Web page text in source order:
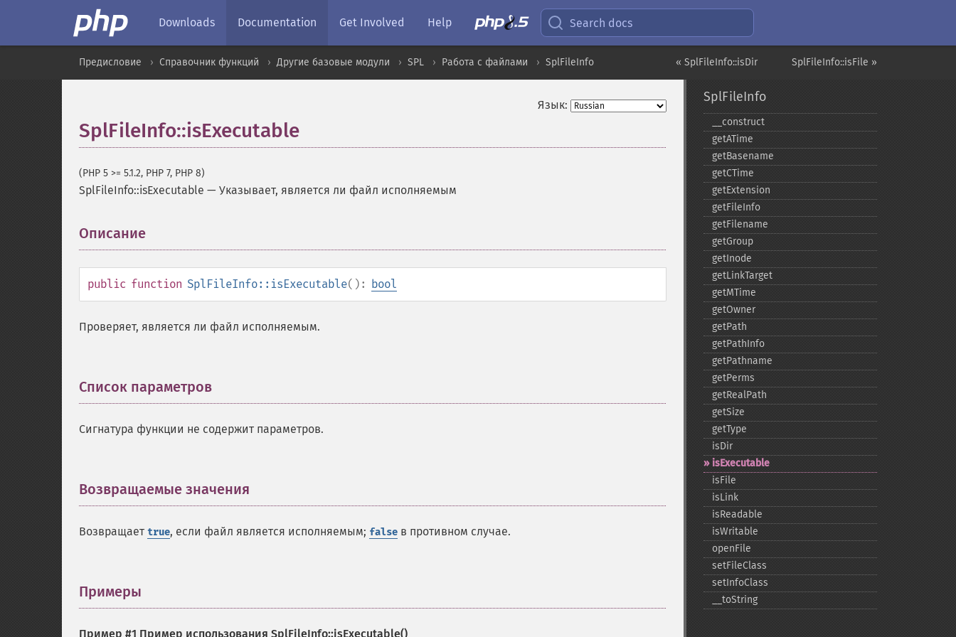
Downloads Documentation Get Involved Help Search docs
SplFileInfo::isFile »
« SplFileInfo::isDir
Предисловие Справочник функций Другие базовые модули SPL Работа с файлами SplFileInfo
Язык:
SplFileInfo::isExecutable
(PHP 5 >= 5.1.2, PHP 7, PHP 8)
SplFileInfo::isExecutable — Указывает, является ли файл исполняемым
Описание
public function SplFileInfo::isExecutable(): bool
Проверяет, является ли файл исполняемым.
Список параметров
Сигнатура функции не содержит параметров.
Возвращаемые значения
Возвращает true, если файл является исполняемым; false в противном случае.
Примеры
Пример #1 Пример использования SplFileInfo::isExecutable()
SplFileInfo
_​_​construct
getATime
getBasename
getCTime
getExtension
getFileInfo
getFilename
getGroup
getInode
getLinkTarget
getMTime
getOwner
getPath
getPathInfo
getPathname
getPerms
getRealPath
getSize
getType
isDir
isExecutable
isFile
isLink
isReadable
isWritable
openFile
setFileClass
setInfoClass
_​_​toString